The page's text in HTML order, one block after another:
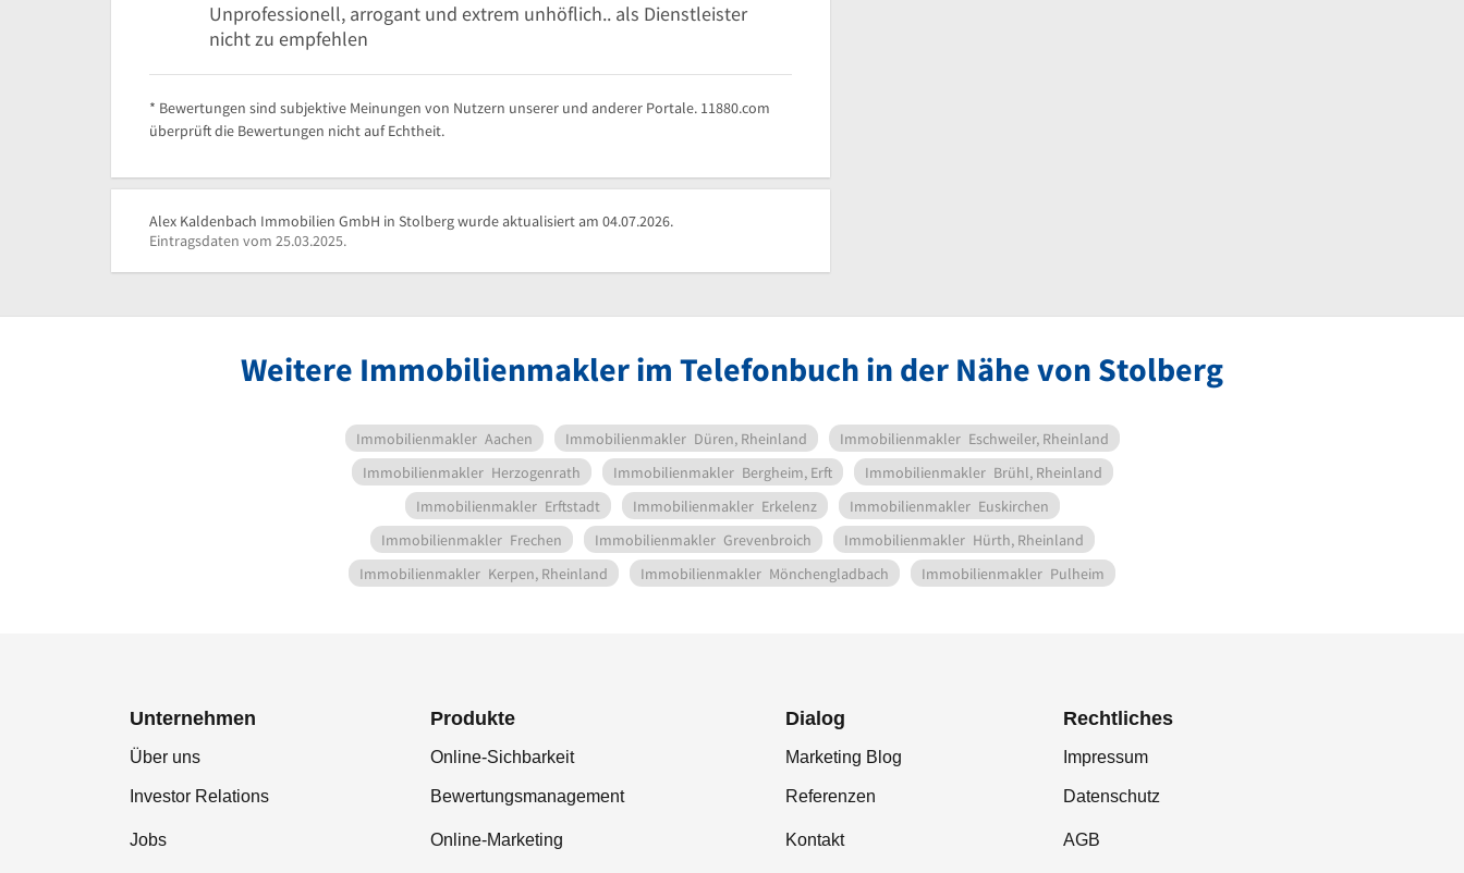
Unprofessionell, arrogant und extrem unhöflich.. als Dienstleister
nicht zu empfehlen
* Bewertungen sind subjektive Meinungen von Nutzern unserer und anderer Portale. 11880.com
überprüft die Bewertungen nicht auf Echtheit.
Alex Kaldenbach Immobilien GmbH in Stolberg wurde aktualisiert am 04.07.2026.
Eintragsdaten vom 25.03.2025.
Weitere Immobilienmakler im Telefonbuch in der Nähe von Stolberg
Immobilienmakler Aachen Immobilienmakler Düren, Rheinland Immobilienmakler Eschweiler, Rheinland
Immobilienmakler Herzogenrath Immobilienmakler Bergheim, Erft Immobilienmakler Brühl, Rheinland
Immobilienmakler Erftstadt Immobilienmakler Erkelenz Immobilienmakler Euskirchen
Immobilienmakler Frechen Immobilienmakler Grevenbroich Immobilienmakler Hürth, Rheinland
Immobilienmakler Kerpen, Rheinland Immobilienmakler Mönchengladbach Immobilienmakler Pulheim
Unternehmen
Über uns
Investor Relations
Jobs
Produkte
Online-Sichbarkeit
Bewertungsmanagement
Online-Marketing
Dialog
Marketing Blog
Referenzen
Kontakt
Rechtliches
Impressum
Datenschutz
AGB